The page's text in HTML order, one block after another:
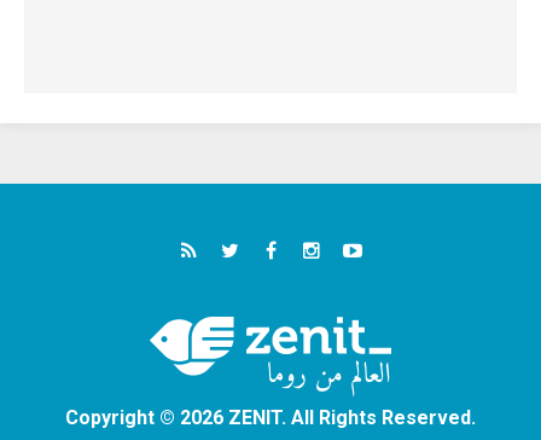
Copyright © 2026 ZENIT. All Rights Reserved.